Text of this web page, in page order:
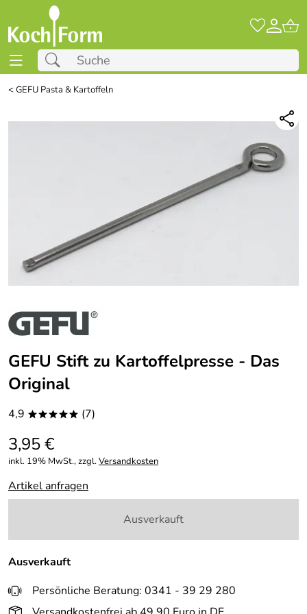
<GEFU Pasta & Kartoffeln
GEFU Stift zu Kartoffelpresse - Das
Original
4,9 ***** (7)
3,95 €
inkl. 19% MwSt., zzgl.Versandkosten
Artikel anfragen
Ausverkauft
Ausverkauft
Persönliche Beratung: 0341 - 39 29 280